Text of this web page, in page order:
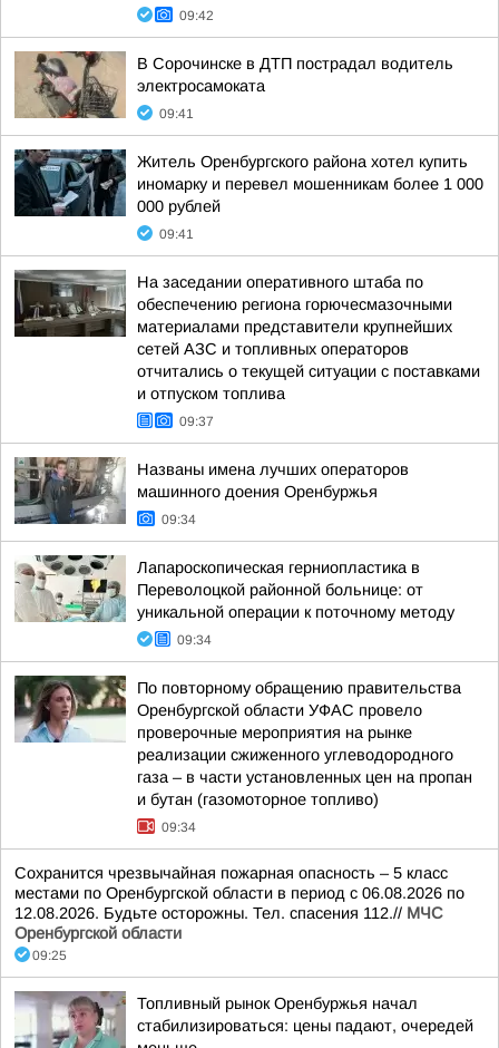
09:42
В Сорочинске в ДТП пострадал водитель
электросамоката
09:41
Житель Оренбургского района хотел купить
иномарку и перевел мошенникам более 1 000
000 рублей
09:41
На заседании оперативного штаба по
обеспечению региона горючесмазочными
материалами представители крупнейших
сетей АЗС и топливных операторов
отчитались о текущей ситуации с поставками
и отпуском топлива
09:37
Названы имена лучших операторов
машинного доения Оренбуржья
09:34
Лапароскопическая герниопластика в
Переволоцкой районной больнице: от
уникальной операции к поточному методу
09:34
По повторному обращению правительства
Оренбургской области УФАС провело
проверочные мероприятия на рынке
реализации сжиженного углеводородного
газа – в части установленных цен на пропан
и бутан (газомоторное топливо)
09:34
Сохранится чрезвычайная пожарная опасность – 5 класс
местами по Оренбургской области в период с 06.08.2026 по
12.08.2026. Будьте осторожны. Тел. спасения 112.// МЧС
Оренбургской области
09:25
Топливный рынок Оренбуржья начал
стабилизироваться: цены падают, очередей